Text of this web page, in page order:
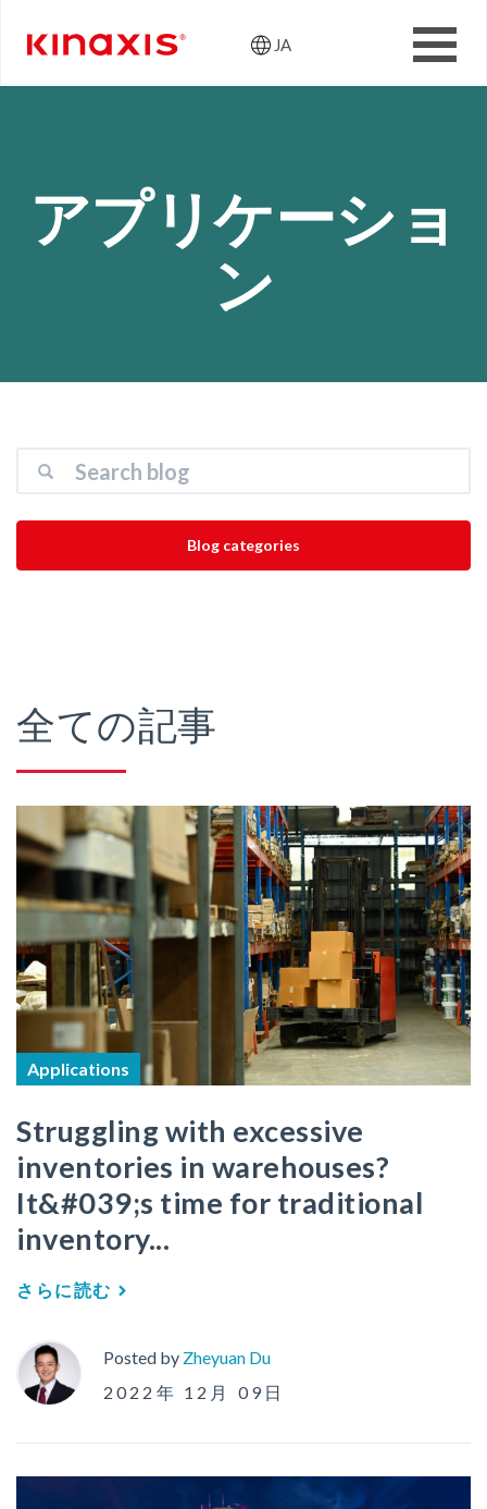
Header:
JA
アプリケーショ
ン
Search the blog
Blog categories
全ての記事
Applications
Struggling with excessive
inventories in warehouses?
It&#039;s time for traditional
inventory...
さらに読む
Posted by Zheyuan Du
2022年 12月 09日